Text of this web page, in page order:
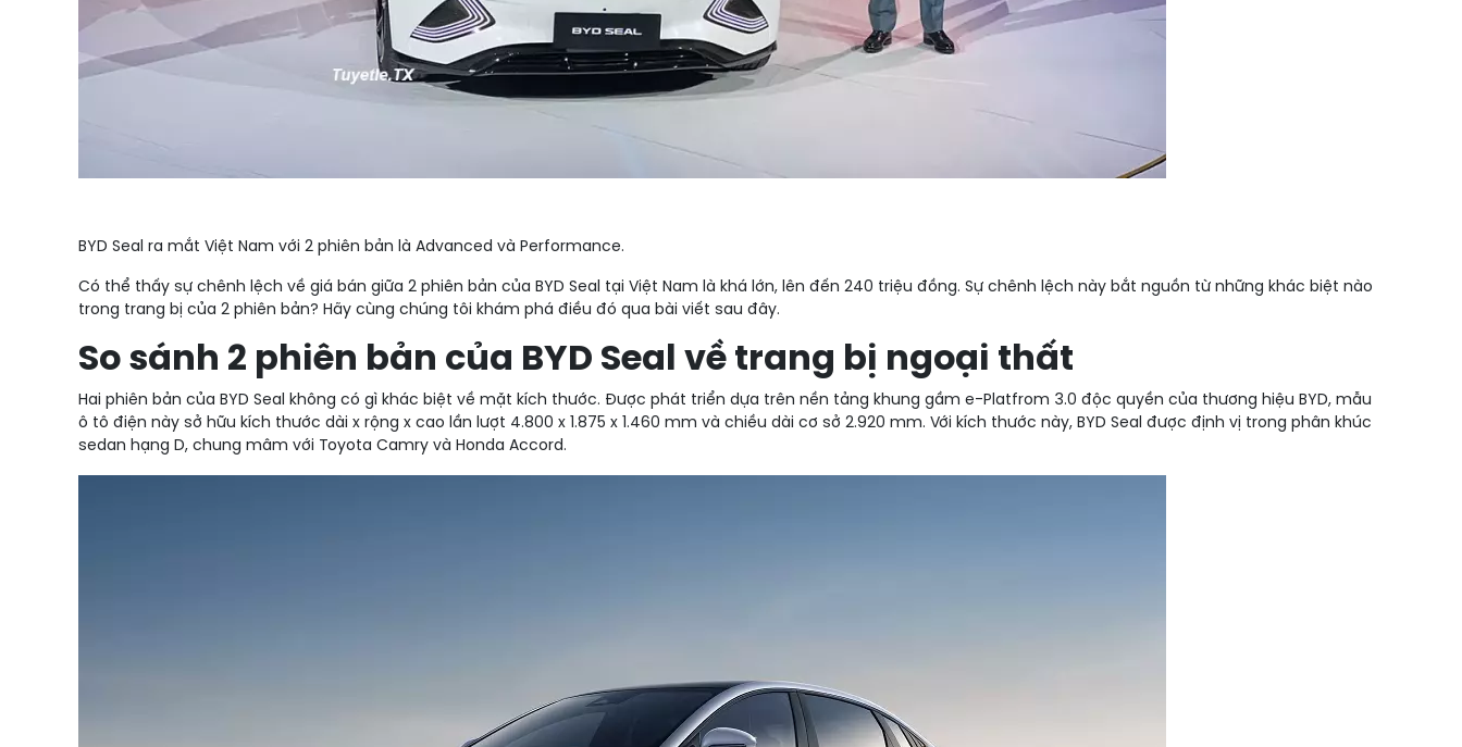
BYD Seal ra mắt Việt Nam với 2 phiên bản là Advanced và Performance.
Có thể thấy sự chênh lệch về giá bán giữa 2 phiên bản của BYD Seal tại Việt Nam là khá lớn, lên đến 240 triệu đồng. Sự chênh lệch này bắt nguồn từ những khác biệt nào
trong trang bị của 2 phiên bản? Hãy cùng chúng tôi khám phá điều đó qua bài viết sau đây.
So sánh 2 phiên bản của BYD Seal về trang bị ngoại thất
Hai phiên bản của BYD Seal không có gì khác biệt về mặt kích thước. Được phát triển dựa trên nền tảng khung gầm e-Platfrom 3.0 độc quyền của thương hiệu BYD, mẫu
ô tô điện này sở hữu kích thước dài x rộng x cao lần lượt 4.800 x 1.875 x 1.460 mm và chiều dài cơ sở 2.920 mm. Với kích thước này, BYD Seal được định vị trong phân khúc
sedan hạng D, chung mâm với Toyota Camry và Honda Accord.